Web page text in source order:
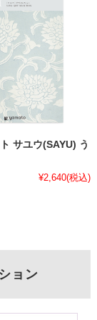
サユウ(SAYU) う
¥2,640(税込)
ョン